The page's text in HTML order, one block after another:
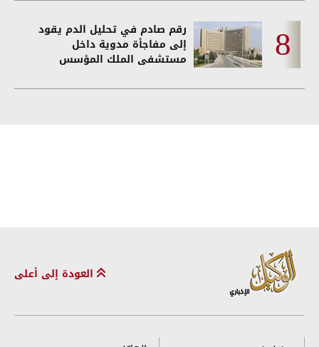
رقم صادم في تحليل الدم يقود
إلى مفاجأة مدوية داخل
مستشفى الملك المؤسس
العودة إلى أعلى